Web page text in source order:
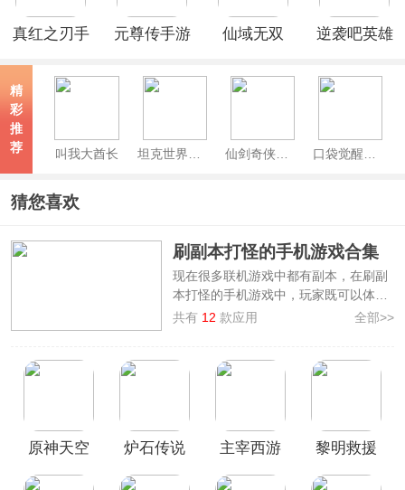
真红之刃手
元尊传手游
仙域无双
0.05折)
逆袭吧英雄
精
彩
推
荐
叫我大酋长 坦克世界闪击战官服 仙剑奇侠传新的开始 口袋觉醒官方正版手游
猜您喜欢
刷副本打怪的手机游戏合集
现在很多联机游戏中都有副本，在刷副
本打怪的手机游戏中，玩家既可以体验
到完整的角色扮演类游戏的玩法，还能
索！相信这种快乐是其他很多手游无可
升级打怪刷副本的游戏供大家自由选
择，每一款都颇受好评！喜欢副本游戏
共有 12 款应用 全部>>
原神天空
炉石传说
主宰西游
黎明救援